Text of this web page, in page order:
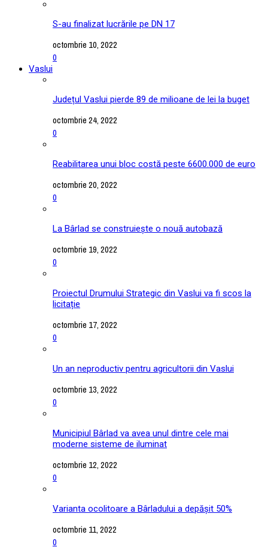
S-au finalizat lucrările pe DN 17
octombrie 10, 2022
0
Vaslui
Județul Vaslui pierde 89 de milioane de lei la buget
octombrie 24, 2022
0
Reabilitarea unui bloc costă peste 6600.000 de euro
octombrie 20, 2022
0
La Bârlad se construiește o nouă autobază
octombrie 19, 2022
0
Proiectul Drumului Strategic din Vaslui va fi scos la
licitație
octombrie 17, 2022
0
Un an neproductiv pentru agricultorii din Vaslui
octombrie 13, 2022
0
Municipiul Bârlad va avea unul dintre cele mai
moderne sisteme de iluminat
octombrie 12, 2022
0
Varianta ocolitoare a Bârladului a depășit 50%
octombrie 11, 2022
0